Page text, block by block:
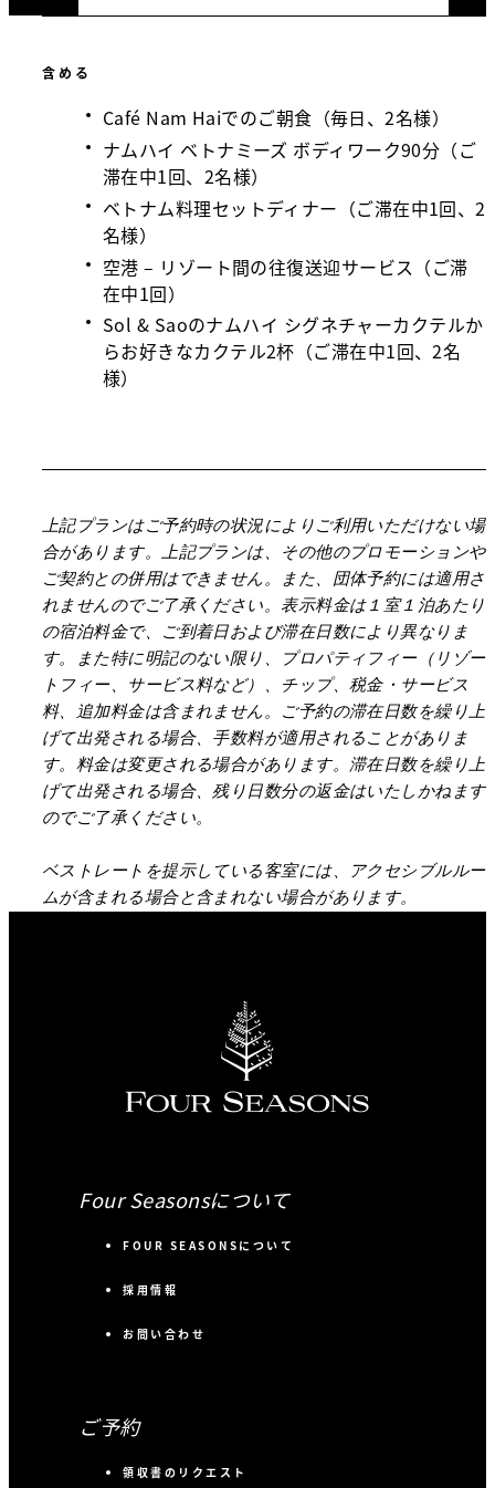
含める
Café Nam Haiでのご朝食（毎日、2名様）
ナムハイ ベトナミーズ ボディワーク90分（ご
滞在中1回、2名様）
ベトナム料理セットディナー（ご滞在中1回、2
名様）
空港 – リゾート間の往復送迎サービス（ご滞
在中1回）
Sol & Saoのナムハイ シグネチャーカクテルか
らお好きなカクテル2杯（ご滞在中1回、2名
様）
上記プランはご予約時の状況によりご利用いただけない場
合があります。上記プランは、その他のプロモーションや
ご契約との併用はできません。また、団体予約には適用さ
れませんのでご了承ください。表示料金は１室１泊あたり
の宿泊料金で、ご到着日および滞在日数により異なりま
す。また特に明記のない限り、プロパティフィー（リゾー
トフィー、サービス料など）、チップ、税金・サービス
料、追加料金は含まれません。ご予約の滞在日数を繰り上
げて出発される場合、手数料が適用されることがありま
す。料金は変更される場合があります。滞在日数を繰り上
げて出発される場合、残り日数分の返金はいたしかねます
のでご了承ください。
ベストレートを提示している客室には、アクセシブルルー
ムが含まれる場合と含まれない場合があります。
Four Seasonsについて
FOUR SEASONSについて
採用情報
お問い合わせ
ご予約
領収書のリクエスト